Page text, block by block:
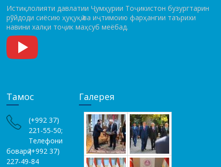
Истиқлолияти давлатии Ҷумҳурии Тоҷикистон бузургтарин
рўй­до­ди сиёсию ҳуқуқӣ ва иҷтимоию фарҳангии таърихи
навини халқи тоҷик маҳсуб меёбад.
Тамос
(+992 37)
221-55-50;
Телефони
боварӣ (+992 37)
227-49-84
Галерея